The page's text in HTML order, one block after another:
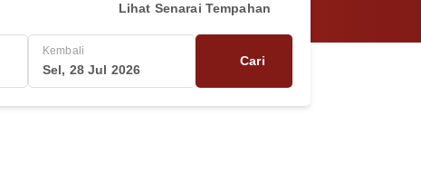
Lihat Senarai Tempahan
Kembali
Sel, 28 Jul 2026
Cari